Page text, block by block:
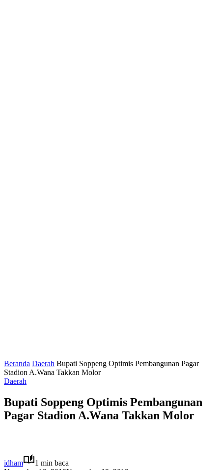
Beranda Daerah Bupati Soppeng Optimis Pembangunan Pagar
Stadion A.Wana Takkan Molor
Daerah
Bupati Soppeng Optimis Pembangunan
Pagar Stadion A.Wana Takkan Molor
idham
1 min baca